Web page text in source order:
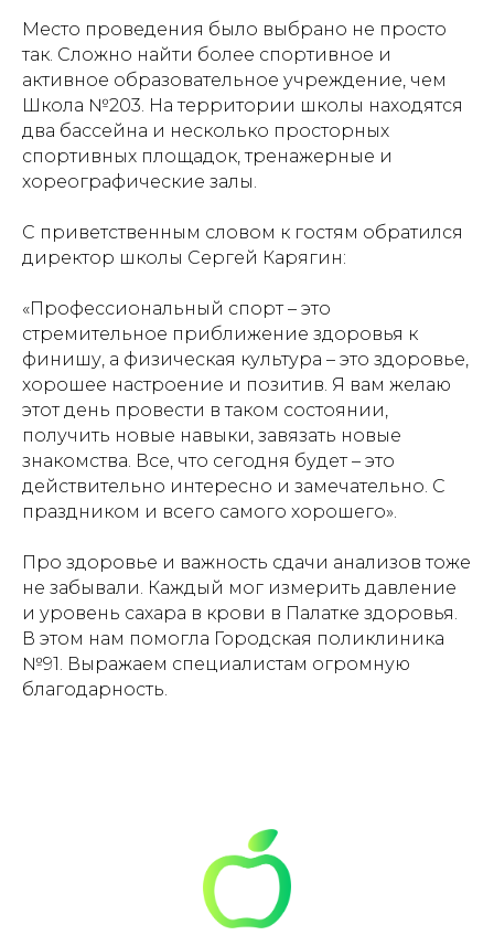
Место проведения было выбрано не просто
так. Сложно найти более спортивное и
активное образовательное учреждение, чем
Школа №203. На территории школы находятся
два бассейна и несколько просторных
спортивных площадок, тренажерные и
хореографические залы.
С приветственным словом к гостям обратился
директор школы Сергей Карягин:
«Профессиональный спорт – это
стремительное приближение здоровья к
финишу, а физическая культура – это здоровье,
хорошее настроение и позитив. Я вам желаю
этот день провести в таком состоянии,
получить новые навыки, завязать новые
знакомства. Все, что сегодня будет – это
действительно интересно и замечательно. С
праздником и всего самого хорошего».
Про здоровье и важность сдачи анализов тоже
не забывали. Каждый мог измерить давление
и уровень сахара в крови в Палатке здоровья.
В этом нам помогла Городская поликлиника
№91. Выражаем специалистам огромную
благодарность.